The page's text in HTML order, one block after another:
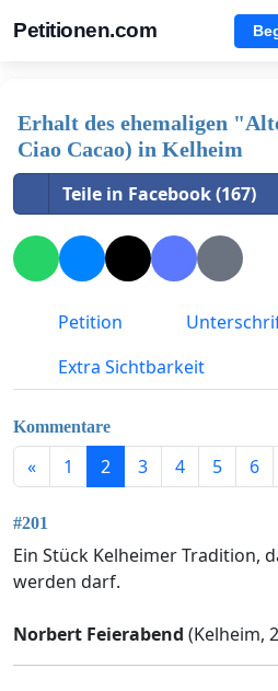
Petitionen.com
Erhalt des ehemaligen
Ciao Cacao) in Kelheim
Teile in Facebook (167)
Petition
Extra Sichtbarkeit
Kommentare
« 1 2 3 4 5 6
#201
Ein Stück Kelheimer Tradition,
werden darf.
Norbert Feierabend (Kelheim,